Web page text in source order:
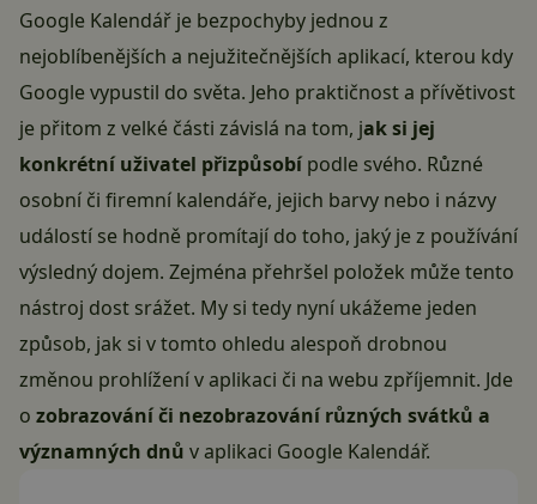
Google Kalendář je bezpochyby jednou z
nejoblíbenějších a nejužitečnějších aplikací, kterou kdy
Google vypustil do světa. Jeho praktičnost a přívětivost
je přitom z velké části závislá na tom, jak si jej
konkrétní uživatel přizpůsobípodle svého. Různé
osobní či firemní kalendáře, jejich barvy nebo i názvy
událostí se hodně promítají do toho, jaký je z používání
výsledný dojem. Zejména přehršel položek může tento
nástroj dost srážet. My si tedy nyní ukážeme jeden
způsob, jak si v tomto ohledu alespoň drobnou
změnou prohlížení v aplikaci či na webu zpříjemnit. Jde
o zobrazování či nezobrazování různých svátků a
významných dnů v aplikaci Google Kalendář.